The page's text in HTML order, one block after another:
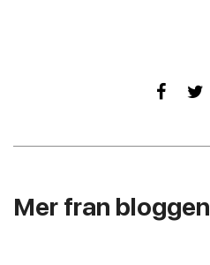
Mer fran bloggen